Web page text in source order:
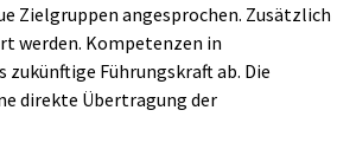
Zielgruppen angesprochen. Zusätzlich
werden. Kompetenzen in
Führungskraft ab. Die
direkte Übertragung der